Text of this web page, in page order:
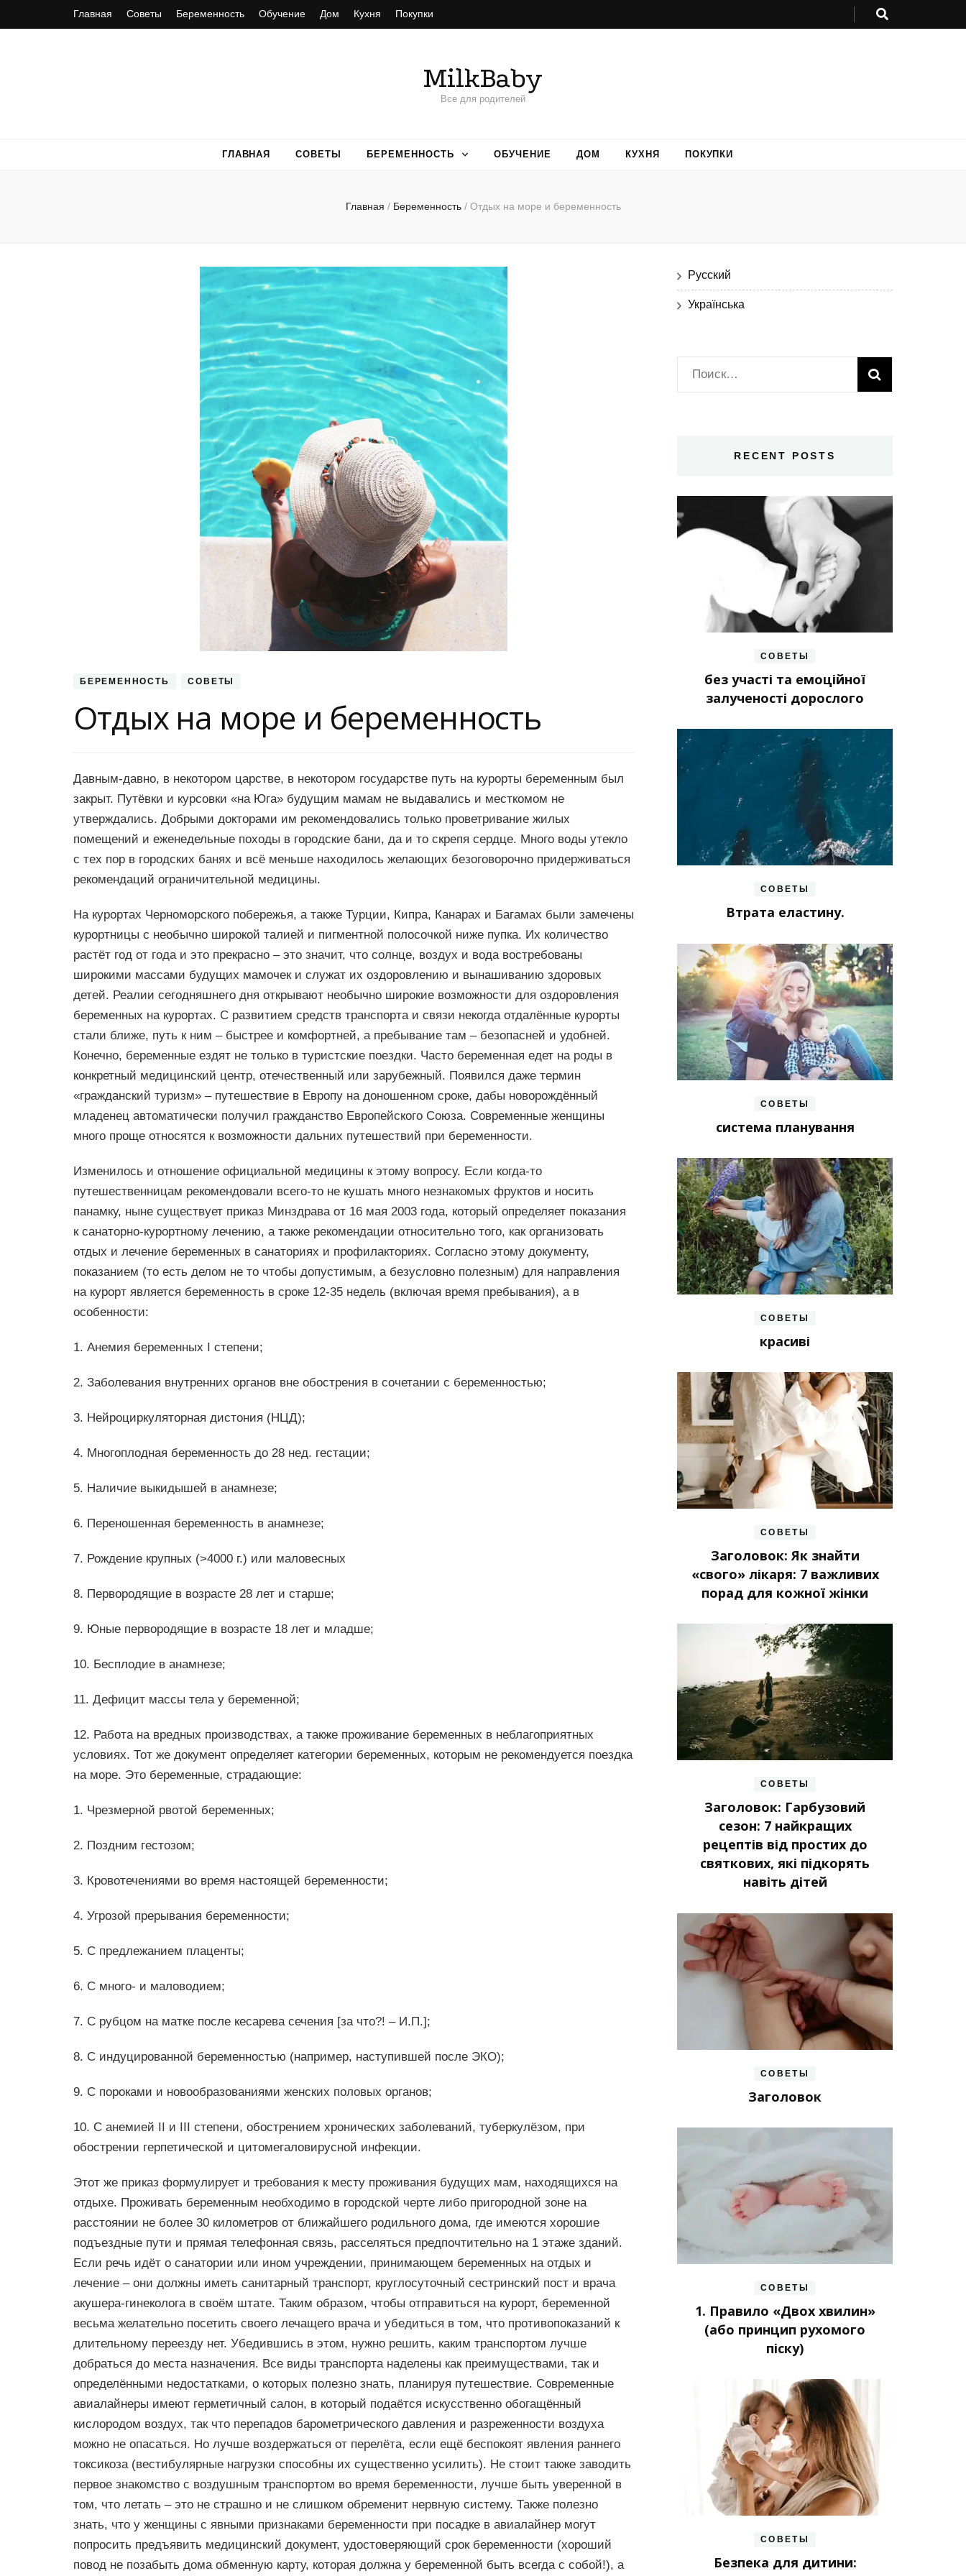
Главная Советы Беременность Обучение Дом Кухня Покупки
MilkBaby
Все для родителей
ГЛАВНАЯ СОВЕТЫ БЕРЕМЕННОСТЬ ОБУЧЕНИЕ ДОМ КУХНЯ ПОКУПКИ
Главная / Беременность / Отдых на море и беременность
БЕРЕМЕННОСТЬ СОВЕТЫ
Отдых на море и беременность
Давным-давно, в некотором царстве, в некотором государстве путь на курорты беременным был
закрыт. Путёвки и курсовки «на Юга» будущим мамам не выдавались и месткомом не
утверждались. Добрыми докторами им рекомендовались только проветривание жилых
помещений и еженедельные походы в городские бани, да и то скрепя сердце. Много воды утекло
с тех пор в городских банях и всё меньше находилось желающих безоговорочно придерживаться
рекомендаций ограничительной медицины.
На курортах Черноморского побережья, а также Турции, Кипра, Канарах и Багамах были замечены
курортницы с необычно широкой талией и пигментной полосочкой ниже пупка. Их количество
растёт год от года и это прекрасно – это значит, что солнце, воздух и вода востребованы
широкими массами будущих мамочек и служат их оздоровлению и вынашиванию здоровых
детей. Реалии сегодняшнего дня открывают необычно широкие возможности для оздоровления
беременных на курортах. С развитием средств транспорта и связи некогда отдалённые курорты
стали ближе, путь к ним – быстрее и комфортней, а пребывание там – безопасней и удобней.
Конечно, беременные ездят не только в туристские поездки. Часто беременная едет на роды в
конкретный медицинский центр, отечественный или зарубежный. Появился даже термин
«гражданский туризм» – путешествие в Европу на доношенном сроке, дабы новорождённый
младенец автоматически получил гражданство Европейского Союза. Современные женщины
много проще относятся к возможности дальних путешествий при беременности.
Изменилось и отношение официальной медицины к этому вопросу. Если когда-то
путешественницам рекомендовали всего-то не кушать много незнакомых фруктов и носить
панамку, ныне существует приказ Минздрава от 16 мая 2003 года, который определяет показания
к санаторно-курортному лечению, а также рекомендации относительно того, как организовать
отдых и лечение беременных в санаториях и профилакториях. Согласно этому документу,
показанием (то есть делом не то чтобы допустимым, а безусловно полезным) для направления
на курорт является беременность в сроке 12-35 недель (включая время пребывания), а в
особенности:
1. Анемия беременных I степени;
2. Заболевания внутренних органов вне обострения в сочетании с беременностью;
3. Нейроциркуляторная дистония (НЦД);
4. Многоплодная беременность до 28 нед. гестации;
5. Наличие выкидышей в анамнезе;
6. Переношенная беременность в анамнезе;
7. Рождение крупных (>4000 г.) или маловесных
8. Первородящие в возрасте 28 лет и старше;
9. Юные первородящие в возрасте 18 лет и младше;
10. Бесплодие в анамнезе;
11. Дефицит массы тела у беременной;
12. Работа на вредных производствах, а также проживание беременных в неблагоприятных
условиях. Тот же документ определяет категории беременных, которым не рекомендуется поездка
на море. Это беременные, страдающие:
1. Чрезмерной рвотой беременных;
2. Поздним гестозом;
3. Кровотечениями во время настоящей беременности;
4. Угрозой прерывания беременности;
5. С предлежанием плаценты;
6. С много- и маловодием;
7. С рубцом на матке после кесарева сечения [за что?! – И.П.];
8. С индуцированной беременностью (например, наступившей после ЭКО);
9. С пороками и новообразованиями женских половых органов;
10. С анемией II и III степени, обострением хронических заболеваний, туберкулёзом, при
обострении герпетической и цитомегаловирусной инфекции.
Этот же приказ формулирует и требования к месту проживания будущих мам, находящихся на
отдыхе. Проживать беременным необходимо в городской черте либо пригородной зоне на
расстоянии не более 30 километров от ближайшего родильного дома, где имеются хорошие
подъездные пути и прямая телефонная связь, расселяться предпочтительно на 1 этаже зданий.
Если речь идёт о санатории или ином учреждении, принимающем беременных на отдых и
лечение – они должны иметь санитарный транспорт, круглосуточный сестринский пост и врача
акушера-гинеколога в своём штате. Таким образом, чтобы отправиться на курорт, беременной
весьма желательно посетить своего лечащего врача и убедиться в том, что противопоказаний к
длительному переезду нет. Убедившись в этом, нужно решить, каким транспортом лучше
добраться до места назначения. Все виды транспорта наделены как преимуществами, так и
определёнными недостатками, о которых полезно знать, планируя путешествие. Современные
авиалайнеры имеют герметичный салон, в который подаётся искусственно обогащённый
кислородом воздух, так что перепадов барометрического давления и разреженности воздуха
можно не опасаться. Но лучше воздержаться от перелёта, если ещё беспокоят явления раннего
токсикоза (вестибулярные нагрузки способны их существенно усилить). Не стоит также заводить
первое знакомство с воздушным транспортом во время беременности, лучше быть уверенной в
том, что летать – это не страшно и не слишком обременит нервную систему. Также полезно
знать, что у женщины с явными признаками беременности при посадке в авиалайнер могут
попросить предъявить медицинский документ, удостоверяющий срок беременности (хороший
повод не позабыть дома обменную карту, которая должна у беременной быть всегда с собой!), а
Русский
Українська
Найти:
RECENT POSTS
СОВЕТЫ
без участі та емоційної
залученості дорослого
СОВЕТЫ
Втрата еластину.
СОВЕТЫ
система планування
СОВЕТЫ
красиві
СОВЕТЫ
Заголовок: Як знайти
«свого» лікаря: 7 важливих
порад для кожної жінки
СОВЕТЫ
Заголовок: Гарбузовий
сезон: 7 найкращих
рецептів від простих до
святкових, які підкорять
навіть дітей
СОВЕТЫ
Заголовок
СОВЕТЫ
1. Правило «Двох хвилин»
(або принцип рухомого
піску)
СОВЕТЫ
Безпека для дитини: